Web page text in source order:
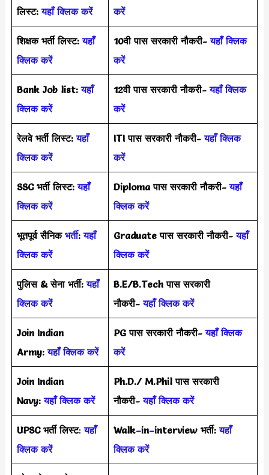
लिस्ट: यहाँ क्लिक करें
करें
शिक्षक भर्ती लिस्ट: यहाँ
क्लिक करें
10वी पास सरकारी नौकरी- यहाँ क्लिक
करें
Bank Job list: यहाँ
क्लिक करें
12वी पास सरकारी नौकरी- यहाँ क्लिक
करें
रेलवे भर्ती लिस्ट: यहाँ
क्लिक करें
ITI पास सरकारी नौकरी- यहाँ क्लिक
करें
SSC भर्ती लिस्ट: यहाँ
क्लिक करें
Diploma पास सरकारी नौकरी- यहाँ
क्लिक करें
भूतपूर्व सैनिक भर्ती: यहाँ
क्लिक करें
Graduate पास सरकारी नौकरी- यहाँ
क्लिक करें
पुलिस & सेना भर्ती: यहाँ
क्लिक करें
B.E/B.Tech पास सरकारी
नौकरी- यहाँ क्लिक करें
Join Indian
Army:यहाँ क्लिक करें
PG पास सरकारी नौकरी- यहाँ क्लिक
करें
Join Indian
Navy:यहाँ क्लिक करें
Ph.D./ M.Phil पास सरकारी
नौकरी- यहाँ क्लिक करें
UPSC भर्ती लिस्ट:यहाँ
क्लिक करें
Walk–in–interview भर्ती:यहाँ
क्लिक करें